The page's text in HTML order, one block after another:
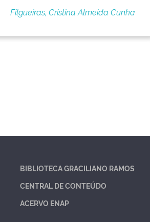
Filgueiras, Cristina Almeida Cunha
BIBLIOTECA GRACILIANO RAMOS
CENTRAL DE CONTEÚDO
ACERVO ENAP